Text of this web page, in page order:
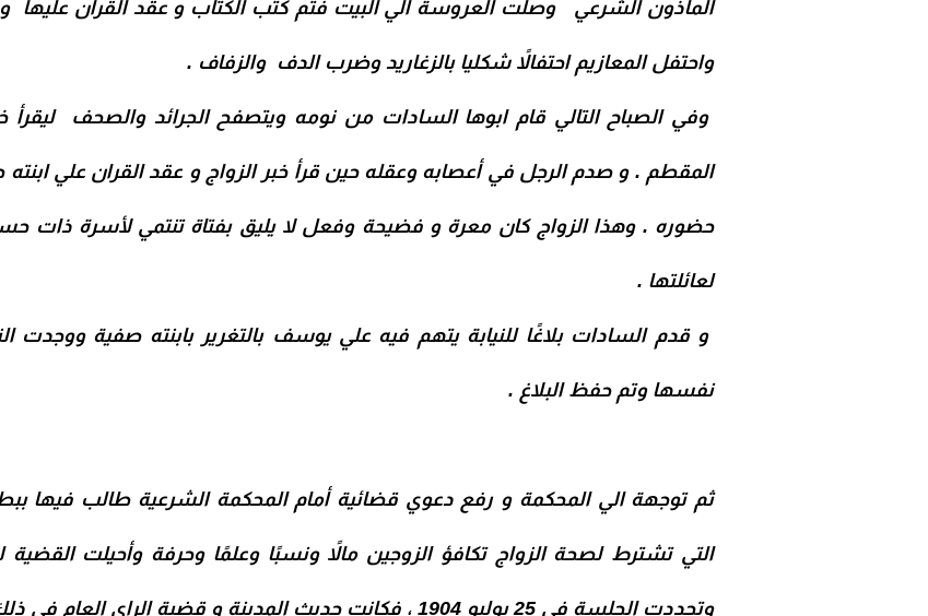
المأذون الشرعي وصلت العروسة الي البيت فتمكتب الكتاب وعقد القران عليها
واحتفل المعازيم احتفالاً شكليا بالزغاريد وضرب الدف والزفاف .
وفي الصباح التالي قام ابوها السادات من نومه ويتصفح الجرائد والصحف
المقطم . و صدم الرجل في أعصابه وعقله حين قرأ خبر الزواج و عقد القران علي
حضوره . وهذا الزواج كان معرة و فضيحة وفعل لا يليق بفتاة تنتمي لأسرة
لعائلتها .
و قدم السادات بلاغًا للنيابة يتهم فيه علي يوسف بالتغرير بابنته صفية ووجدت
نفسها وتم حفظ البلاغ .
ثم توجهة الي المحكمة و رفع دعوي قضائية أمام المحكمة الشرعية طالب فيها
التي تشترط لصحة الزواج تكافؤ الزوجين مالاً ونسبًا وعلمًا وحرفة وأحيلت
وتحددت الجلسة في 25 يوليو 1904 ، فكانت حديث المدينة و قضية الراي العام في ذلك الوقت .